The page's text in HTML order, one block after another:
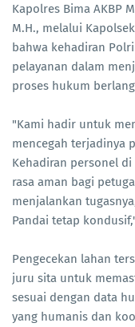
Kapolres Bima AKBP
M.H., melalui
bahwa kehadiran
pelayanan dalam
proses hukum
"Kami hadir untuk
mencegah terjadinya
Kehadiran personel
rasa aman bagi
menjalankan
Pandai tetap
Pengecekan lahan
juru sita untuk
sesuai dengan data
yang humanis dan